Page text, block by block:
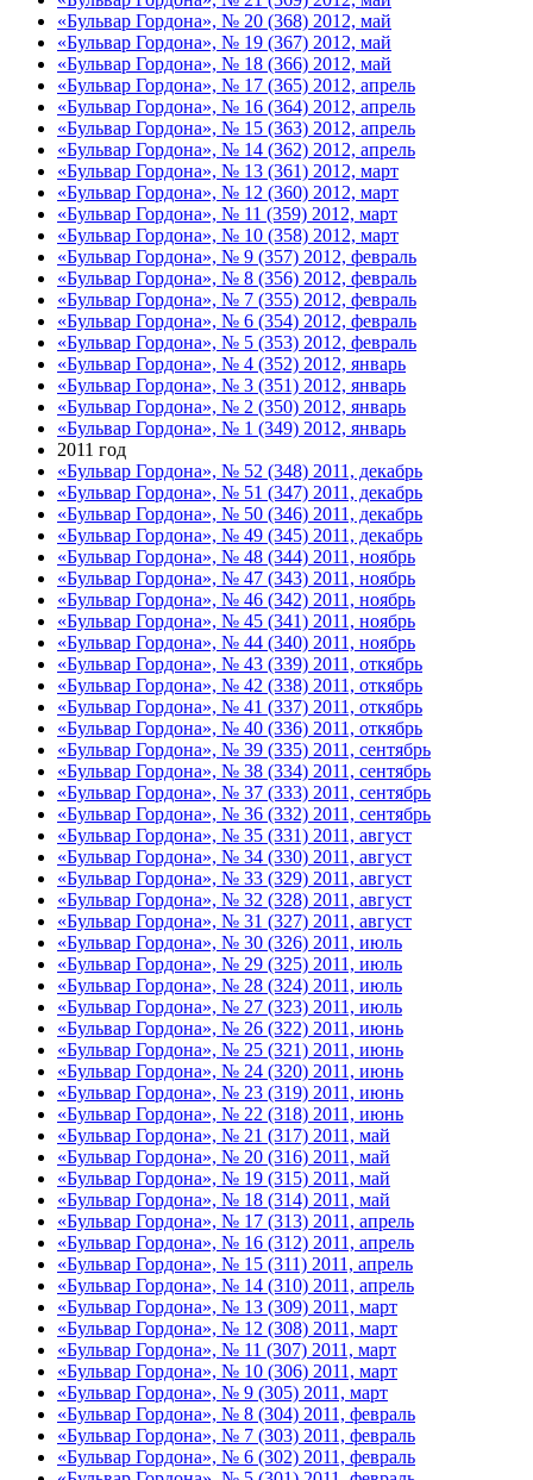
«Бульвар Гордона», № 20 (368) 2012, май
«Бульвар Гордона», № 19 (367) 2012, май
«Бульвар Гордона», № 18 (366) 2012, май
«Бульвар Гордона», № 17 (365) 2012, апрель
«Бульвар Гордона», № 16 (364) 2012, апрель
«Бульвар Гордона», № 15 (363) 2012, апрель
«Бульвар Гордона», № 14 (362) 2012, апрель
«Бульвар Гордона», № 13 (361) 2012, март
«Бульвар Гордона», № 12 (360) 2012, март
«Бульвар Гордона», № 11 (359) 2012, март
«Бульвар Гордона», № 10 (358) 2012, март
«Бульвар Гордона», № 9 (357) 2012, февраль
«Бульвар Гордона», № 8 (356) 2012, февраль
«Бульвар Гордона», № 7 (355) 2012, февраль
«Бульвар Гордона», № 6 (354) 2012, февраль
«Бульвар Гордона», № 5 (353) 2012, февраль
«Бульвар Гордона», № 4 (352) 2012, январь
«Бульвар Гордона», № 3 (351) 2012, январь
«Бульвар Гордона», № 2 (350) 2012, январь
«Бульвар Гордона», № 1 (349) 2012, январь
2011 год
«Бульвар Гордона», № 52 (348) 2011, декабрь
«Бульвар Гордона», № 51 (347) 2011, декабрь
«Бульвар Гордона», № 50 (346) 2011, декабрь
«Бульвар Гордона», № 49 (345) 2011, декабрь
«Бульвар Гордона», № 48 (344) 2011, ноябрь
«Бульвар Гордона», № 47 (343) 2011, ноябрь
«Бульвар Гордона», № 46 (342) 2011, ноябрь
«Бульвар Гордона», № 45 (341) 2011, ноябрь
«Бульвар Гордона», № 44 (340) 2011, ноябрь
«Бульвар Гордона», № 43 (339) 2011, откябрь
«Бульвар Гордона», № 42 (338) 2011, откябрь
«Бульвар Гордона», № 41 (337) 2011, откябрь
«Бульвар Гордона», № 40 (336) 2011, откябрь
«Бульвар Гордона», № 39 (335) 2011, сентябрь
«Бульвар Гордона», № 38 (334) 2011, сентябрь
«Бульвар Гордона», № 37 (333) 2011, сентябрь
«Бульвар Гордона», № 36 (332) 2011, сентябрь
«Бульвар Гордона», № 35 (331) 2011, август
«Бульвар Гордона», № 34 (330) 2011, август
«Бульвар Гордона», № 33 (329) 2011, август
«Бульвар Гордона», № 32 (328) 2011, август
«Бульвар Гордона», № 31 (327) 2011, август
«Бульвар Гордона», № 30 (326) 2011, июль
«Бульвар Гордона», № 29 (325) 2011, июль
«Бульвар Гордона», № 28 (324) 2011, июль
«Бульвар Гордона», № 27 (323) 2011, июль
«Бульвар Гордона», № 26 (322) 2011, июнь
«Бульвар Гордона», № 25 (321) 2011, июнь
«Бульвар Гордона», № 24 (320) 2011, июнь
«Бульвар Гордона», № 23 (319) 2011, июнь
«Бульвар Гордона», № 22 (318) 2011, июнь
«Бульвар Гордона», № 21 (317) 2011, май
«Бульвар Гордона», № 20 (316) 2011, май
«Бульвар Гордона», № 19 (315) 2011, май
«Бульвар Гордона», № 18 (314) 2011, май
«Бульвар Гордона», № 17 (313) 2011, апрель
«Бульвар Гордона», № 16 (312) 2011, апрель
«Бульвар Гордона», № 15 (311) 2011, апрель
«Бульвар Гордона», № 14 (310) 2011, апрель
«Бульвар Гордона», № 13 (309) 2011, март
«Бульвар Гордона», № 12 (308) 2011, март
«Бульвар Гордона», № 11 (307) 2011, март
«Бульвар Гордона», № 10 (306) 2011, март
«Бульвар Гордона», № 9 (305) 2011, март
«Бульвар Гордона», № 8 (304) 2011, февраль
«Бульвар Гордона», № 7 (303) 2011, февраль
«Бульвар Гордона», № 6 (302) 2011, февраль